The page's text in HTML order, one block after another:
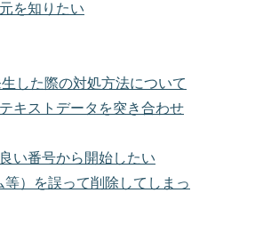
を知りたい
した際の対処方法について
キストデータを突き合わせ
い番号から開始したい
）を誤って削除してしまっ